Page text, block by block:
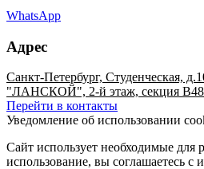
WhatsApp
Адрес
Санкт-Петербург, Студенческая,
"ЛАНСКОЙ", 2-й этаж, секция В48
Перейти в контакты
Уведомление об использовании
Сайт использует необходимые для
использование, вы соглашаетесь с